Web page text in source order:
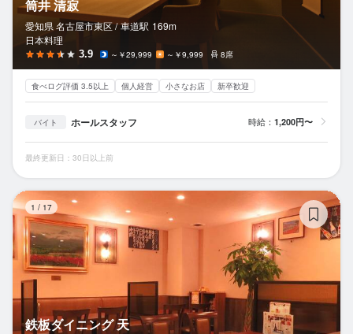
筒井 清寂
愛知県 名古屋市東区 / 車道駅 169m
日本料理
3.9 ～￥29,999 ～￥9,999 8席
食べログ評価 3.5以上 個人経営 小さなお店 新卒歓迎
バイト ホールスタッフ 時給： 1,200円〜
最終更新日：30日以上前
1 / 17
鉄板ダイニング 天